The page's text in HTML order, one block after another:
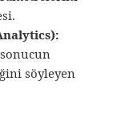
söyleyen